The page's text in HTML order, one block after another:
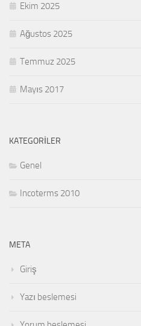
Ekim 2025
Ağustos 2025
Temmuz 2025
Mayıs 2017
KATEGORILER
Genel
Incoterms 2010
META
Giriş
Yazı beslemesi